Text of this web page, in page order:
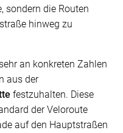
sondern die Routen
hinweg zu
an konkreten Zahlen
aus der
festzuhalten. Diese
der Veloroute
auf den Hauptstraßen